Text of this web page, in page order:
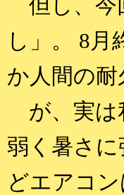
但し、今
し」。 8
か人間の
が、実は
弱く暑さ
どエアコ